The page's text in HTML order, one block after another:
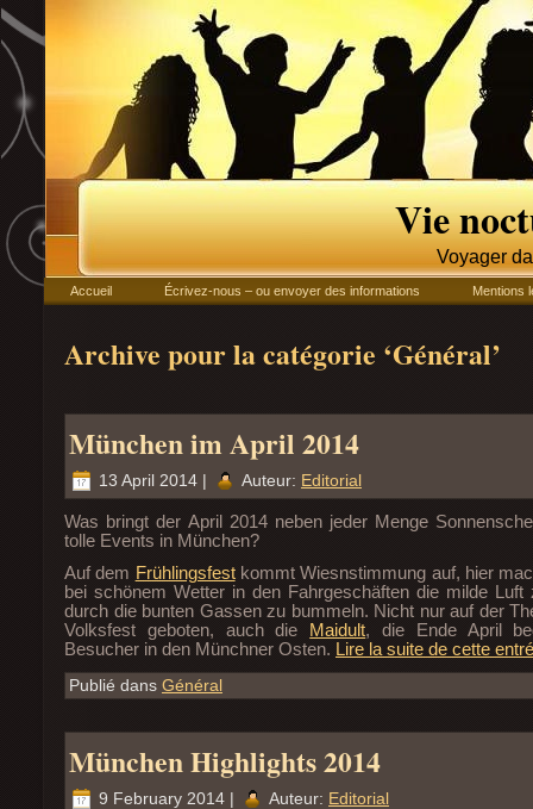
Vie
Voyager
Accueil Écrivez-nous – ou envoyer des informations Mentions
Archive pour la catégorie ‘Général’
München im April 2014
13 April 2014 | Auteur: Editorial
Was bringt der April 2014 neben jeder Menge
tolle Events in München?
Auf dem Frühlingsfestkommt Wiesnstimmung auf, hier
bei schönem Wetter in den Fahrgeschäften die milde Luft
durch die bunten Gassen zu bummeln. Nicht nur auf der
Volksfest geboten, auch die
Maidult, die Ende April
Besucher in den Münchner Osten. Lire la suite de cette
Publié dans Général
München Highlights 2014
9 February 2014 | Auteur: Editorial